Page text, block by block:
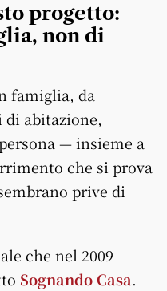
progetto:
non di
famiglia, da
di abitazione,
— insieme a
che si prova
prive di
che nel 2009
Sognando Casa.